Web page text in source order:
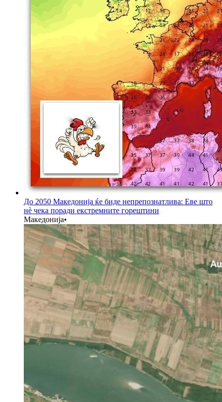
До 2050 Македонија ќе биде непрепознатлива: Еве што
нè чека поради екстремните горештини
Македонија•